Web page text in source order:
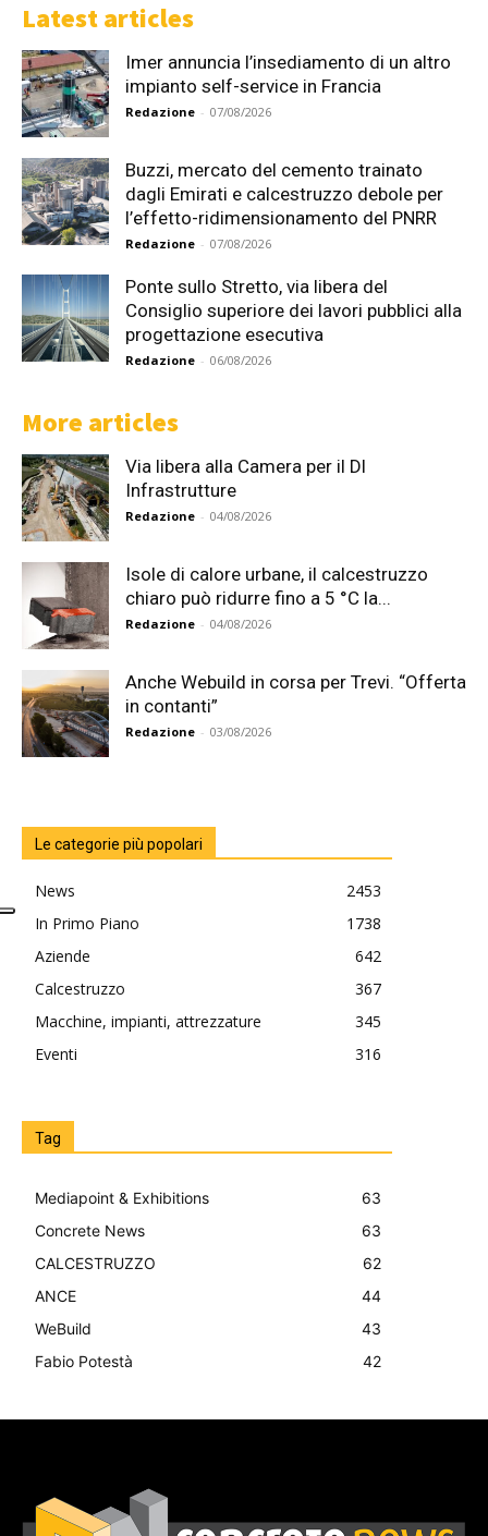
Latest articles
Imer annuncia l’insediamento di un altro
impianto self-service in Francia
Redazione - 07/08/2026
Buzzi, mercato del cemento trainato
dagli Emirati e calcestruzzo debole per
l’effetto-ridimensionamento del PNRR
Redazione - 07/08/2026
Ponte sullo Stretto, via libera del
Consiglio superiore dei lavori pubblici alla
progettazione esecutiva
Redazione - 06/08/2026
More articles
Via libera alla Camera per il Dl
Infrastrutture
Redazione - 04/08/2026
Isole di calore urbane, il calcestruzzo
chiaro può ridurre fino a 5 °C la...
Redazione - 04/08/2026
Anche Webuild in corsa per Trevi. “Offerta
in contanti”
Redazione - 03/08/2026
Le categorie più popolari
News
2453
In Primo Piano
1738
Aziende
642
Calcestruzzo
367
Macchine, impianti, attrezzature
345
Eventi
316
Tag
Mediapoint & Exhibitions
63
Concrete News
63
CALCESTRUZZO
62
ANCE
44
WeBuild
43
Fabio Potestà
42